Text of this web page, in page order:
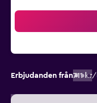
Erbjudanden från711 kr/